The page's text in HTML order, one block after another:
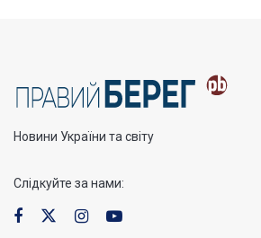
Новини України та світу
Слідкуйте за нами: